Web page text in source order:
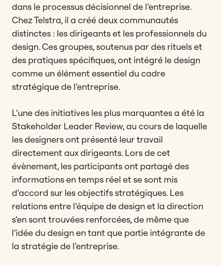
dans le processus décisionnel de l’entreprise.
Chez Telstra, il a créé deux communautés
distinctes : les dirigeants et les professionnels du
design. Ces groupes, soutenus par des rituels et
des pratiques spécifiques, ont intégré le design
comme un élément essentiel du cadre
stratégique de l’entreprise.
L’une des initiatives les plus marquantes a été la
Stakeholder Leader Review, au cours de laquelle
les designers ont présenté leur travail
directement aux dirigeants. Lors de cet
évènement, les participants ont partagé des
informations en temps réel et se sont mis
d’accord sur les objectifs stratégiques. Les
relations entre l’équipe de design et la direction
s’en sont trouvées renforcées, de même que
l’idée du design en tant que partie intégrante de
la stratégie de l’entreprise.